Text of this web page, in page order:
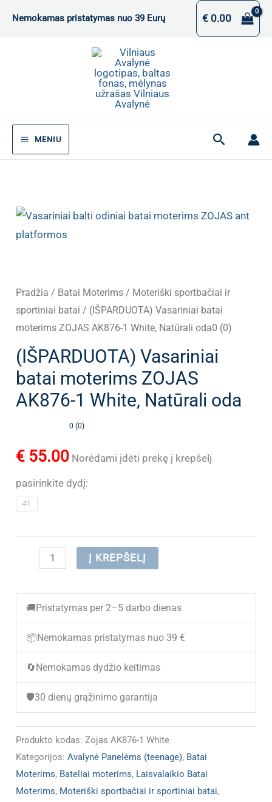
Nemokamas pristatymas nuo 39 Eurų €0.00
MENIU Paieška
Pradžia / Batai Moterims / Moteriški sportbačiai ir
sportiniai batai / (IŠPARDUOTA) Vasariniai batai
moterims ZOJAS AK876-1 White, Natūrali oda0 (0)
(IŠPARDUOTA) Vasariniai
batai moterims ZOJAS
AK876-1 White, Natūrali oda
0 (0)
€ 55.00 Norėdami įdėti prekę į krepšelį
pasirinkite dydį:
41
produkto
(IŠPARDUOTA)
Vasariniai
batai
ZOJAS
White,
Natūrali
oda
Į KREPŠELĮ
🚚 Pristatymas per 2–5 darbo dienas
📦 Nemokamas pristatymas nuo 39 €
🔄 Nemokamas dydžio keitimas
🛡️30 dienų grąžinimo garantija
Produkto kodas:Zojas AK876-1 White
Kategorijos:Avalynė Panelėms (teenage), Batai
Moterims, Bateliai moterims, Laisvalaikio Batai
Moterims, Moteriški sportbačiai ir sportiniai batai,